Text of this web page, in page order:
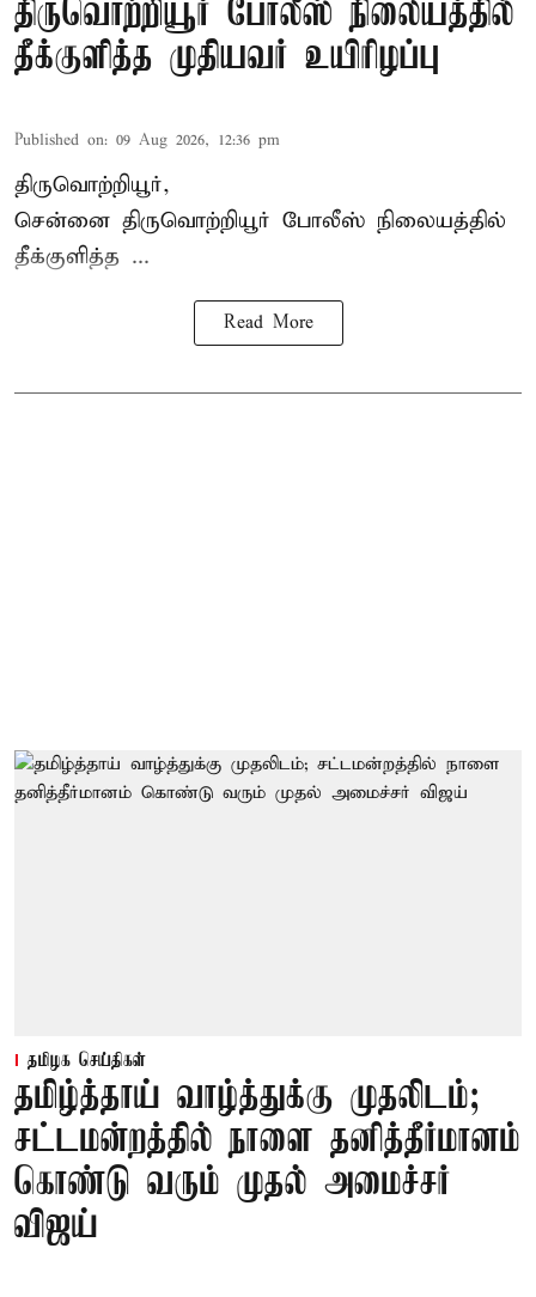
திருவொற்றியூர் போலீஸ் நிலையத்தில்
தீக்குளித்த முதியவர் உயிரிழப்பு
Published on: 09 Aug 2026, 12:36 pm
திருவொற்றியூர்,
சென்னை திருவொற்றியூர் போலீஸ் நிலையத்தில்
தீக்குளித்த ...
Read More
தமிழக செய்திகள்
தமிழ்த்தாய் வாழ்த்துக்கு முதலிடம்;
சட்டமன்றத்தில் நாளை தனித்தீர்மானம்
கொண்டு வரும் முதல் அமைச்சர்
விஜய்